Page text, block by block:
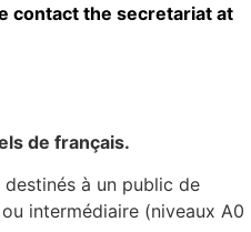
contact the secretariat at
de français.
à un public de
intermédiaire (niveaux A0